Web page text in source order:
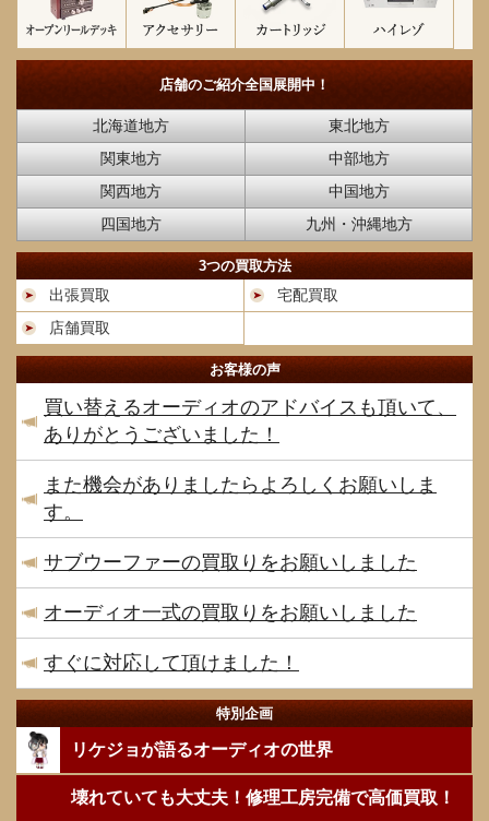
店舗のご紹介全国展開中！
北海道地方
東北地方
関東地方
中部地方
関西地方
中国地方
四国地方
九州・沖縄地方
3つの買取方法
出張買取
宅配買取
店舗買取
お客様の声
買い替えるオーディオのアドバイスも頂いて、
ありがとうございました！
また機会がありましたらよろしくお願いしま
す。
サブウーファーの買取りをお願いしました
オーディオ一式の買取りをお願いしました
すぐに対応して頂けました！
特別企画
リケジョが語るオーディオの世界
壊れていても大丈夫！修理工房完備で高価買取！